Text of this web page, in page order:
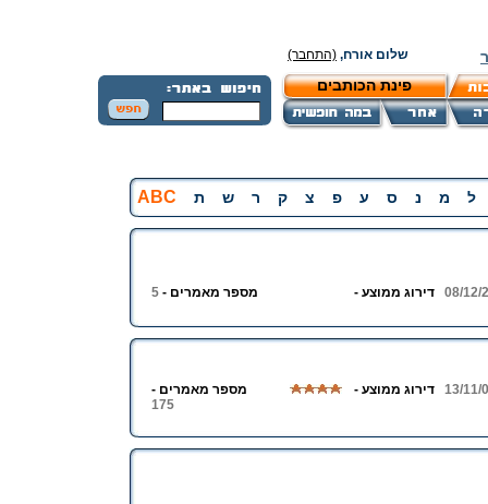
שלום אורח, (התחבר)
פינת הכותבים
ל מ נ ס ע פ צ ק ר ש ת ABC
08/12/ דירוג ממוצע - מספר מאמרים - 5
13/11/ דירוג ממוצע -
מספר מאמרים -
175